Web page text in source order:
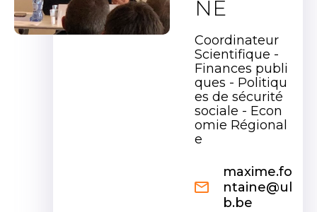
NE
Coordinateur
Scientifique -
Finances publi
ques - Politiqu
es de sécurité
sociale - Econ
omie Régional
e
maxime.fo
ntaine@ul
b.be